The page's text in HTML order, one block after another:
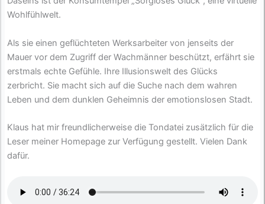
Wohlfühlwelt.
Als sie einen geflüchteten Werksarbeiter von jenseits der
Mauer vor dem Zugriff der Wachmänner beschützt, erfährt sie
erstmals echte Gefühle. Ihre Illusionswelt des Glücks
zerbricht. Sie macht sich auf die Suche nach dem wahren
Leben und dem dunklen Geheimnis der emotionslosen Stadt.
Klaus hat mir freundlicherweise die Tondatei zusätzlich für die
Leser meiner Homepage zur Verfügung gestellt. Vielen Dank
dafür.